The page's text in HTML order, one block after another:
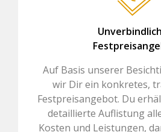
Auf Basis unserer
wir Dir ein konkretes,
Festpreisangebot. Du
detaillierte Auflistung
Kosten und Leistungen,